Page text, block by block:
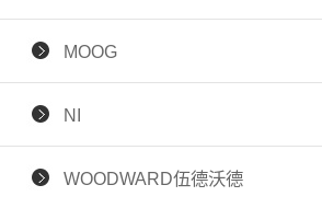
MOOG
NI
WOODWARD伍德沃德